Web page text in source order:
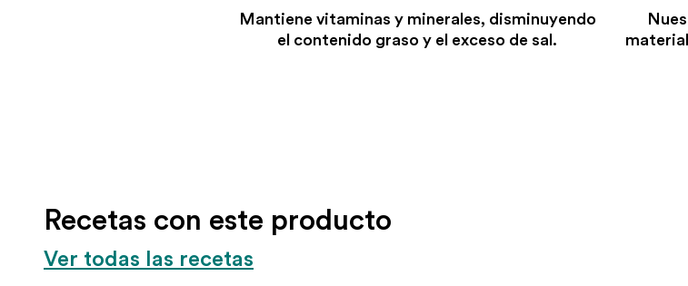
Mantiene vitaminas y minerales, disminuyendo
el contenido graso y el exceso de sal.
Recetas con este producto
Ver todas las recetas